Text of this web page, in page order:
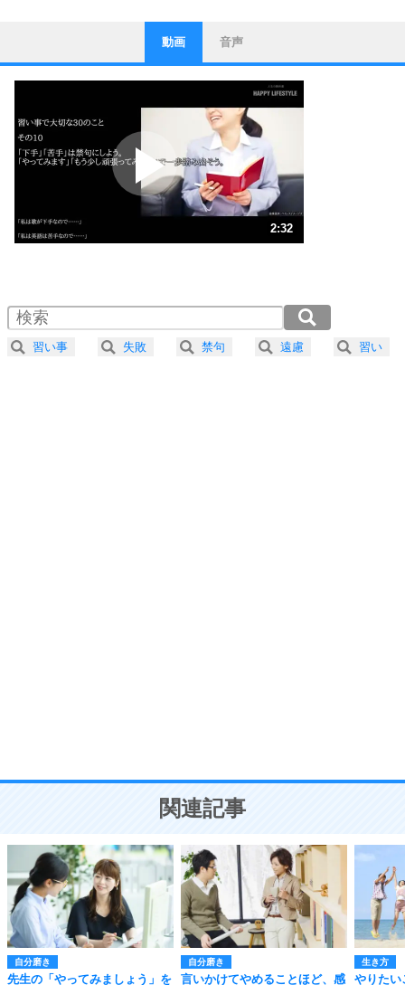
1
ストレス対策
他人と比べない。
いっそのこと、他人を見ない。
いらいらしない人になる30の方法
ポジティブになれない原因は、行動しないから。
ポジティブ思考になる30の方法
ストレス対策
人生、なんとかなるもの。
気楽に生きる30の方法
4 器の大きい人は、怒りを優しさで表現する。
ことが大切。
動画 音声
2:32
2.0倍速 （299KB 1分16秒）
2.5倍速 （239KB 1分1秒）
3.0倍速 （199KB 50秒）
習い事 失敗 禁句 遠慮 習い
関連記事
自分磨き
先生の「やってみましょう」を
自分磨き
言いかけてやめることほど、感
生き方
やりたい